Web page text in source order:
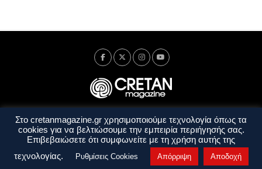
Ταυτότητα Πολιτική Απορρήτου
Όροι Χρήσης
Όροι και Προϋποθέσεις
Στο cretanmagazine.gr χρησιμοποιούμε τεχνολογία όπως τα
cookies για να βελτιώσουμε την εμπειρία περιήγησής σας.
Επιβεβαιώσετε ότι συμφωνείτε με τη χρήση αυτής της
τεχνολογίας.
Ρυθμίσεις Cookies Απόρριψη Αποδοχή